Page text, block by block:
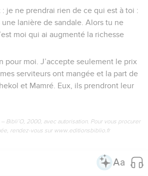
: je ne prendrai rien de ce qui est à toi :
une lanière de sandale. Alors tu ne
moi qui ai augmenté la richesse
pour moi. J’accepte seulement le prix
serviteurs ont mangée et la part de
et Mamré. Eux, ils prendront leur
Bibli’O, 2000, avec autorisation. Pour vous procurer
rendez-vous sur www.editionsbiblio.fr